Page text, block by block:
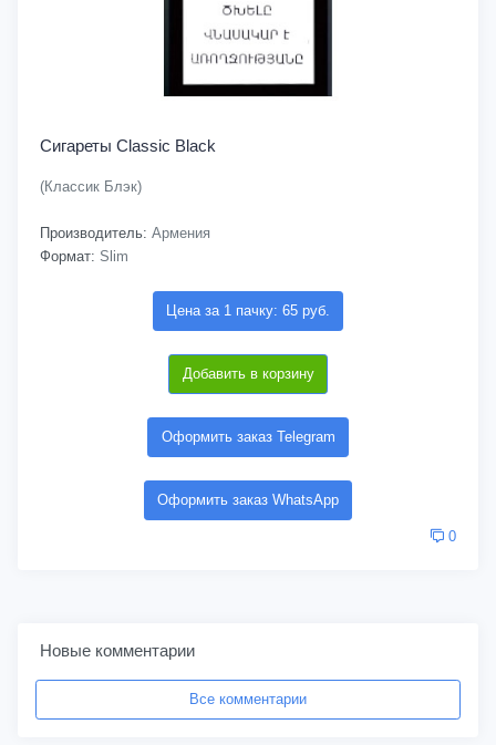
Сигареты Classic Black
(Классик Блэк)
Производитель: Армения
Формат: Slim
Цена за 1 пачку: 65 руб.
Добавить в корзину
Оформить заказ Telegram
Оформить заказ WhatsApp
0
Новые комментарии
Все комментарии